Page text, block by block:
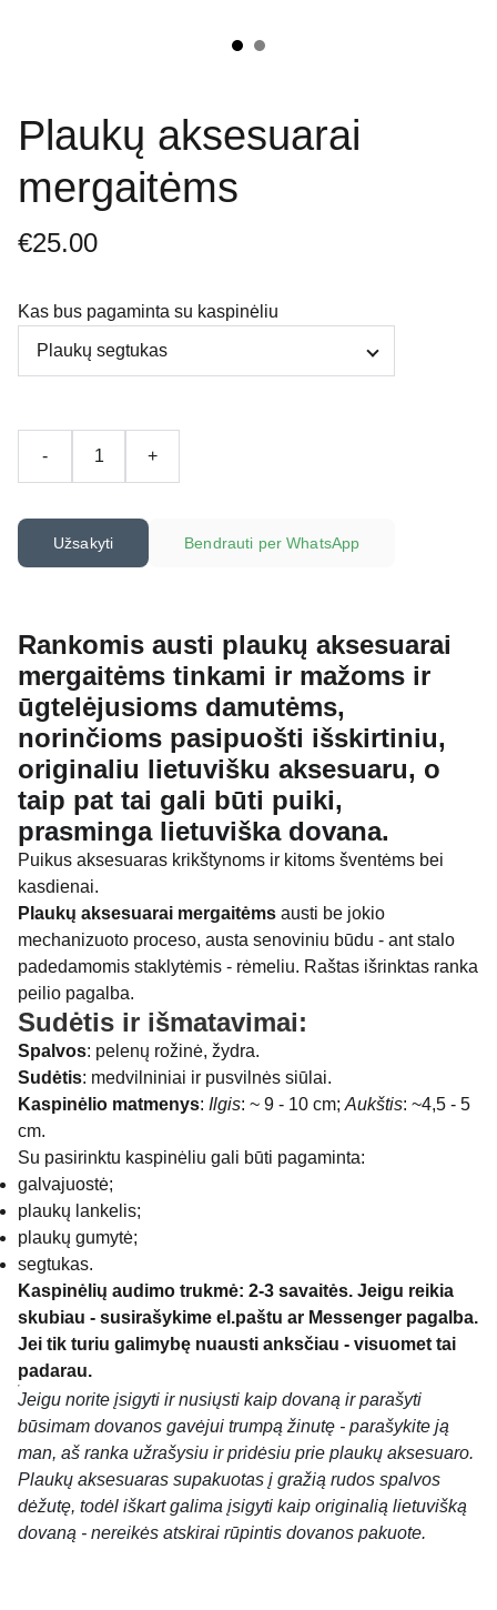
Plaukų aksesuarai
mergaitėms
€25.00
Kas bus pagaminta su kaspinėliu
- +
Užsakyti Bendrauti per WhatsApp
Rankomis austi plaukų aksesuarai
mergaitėms tinkami ir mažoms ir
ūgtelėjusioms damutėms,
norinčioms pasipuošti išskirtiniu,
originaliu lietuvišku aksesuaru, o
taip pat tai gali būti puiki,
prasminga lietuviška dovana.
Puikus aksesuaras krikštynoms ir kitoms šventėms bei
kasdienai.
Plaukų aksesuarai mergaitėms austi be jokio
mechanizuoto proceso, austa senoviniu būdu - ant stalo
padedamomis staklytėmis - rėmeliu. Raštas išrinktas ranka
peilio pagalba.
Sudėtis ir išmatavimai:
Spalvos: pelenų rožinė, žydra.
Sudėtis: medvilniniai ir pusvilnės siūlai.
Kaspinėlio matmenys: Ilgis: ~ 9 - 10 cm; Aukštis: ~4,5 - 5
cm.
Su pasirinktu kaspinėliu gali būti pagaminta:
galvajuostė;
plaukų lankelis;
plaukų gumytė;
segtukas.
Kaspinėlių audimo trukmė: 2-3 savaitės. Jeigu reikia
skubiau - susirašykime el.paštu ar Messenger pagalba.
Jei tik turiu galimybę nuausti anksčiau - visuomet tai
padarau.
Jeigu norite įsigyti ir nusiųsti kaip dovaną ir parašyti
būsimam dovanos gavėjui trumpą žinutę - parašykite ją
man, aš ranka užrašysiu ir pridėsiu prie plaukų aksesuaro.
Plaukų aksesuaras supakuotas į gražią rudos spalvos
dėžutę, todėl iškart galima įsigyti kaip originalią lietuvišką
dovaną - nereikės atskirai rūpintis dovanos pakuote.